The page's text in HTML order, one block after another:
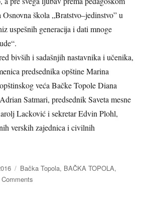
Osnovna škola „Bratstvo–jedinstvo” u
uspešnih generacija i dati mnoge
bivših i sadašnjih nastavnika i učenika,
predsednika opštine Marina
veća Bačke Topole Diana
Satmari, predsednik Saveta mesne
Lacković i sekretar Edvin Plohl,
verskih zajednica i civilnih
Categories
Bačka Topola, BAČKA TOPOLA,